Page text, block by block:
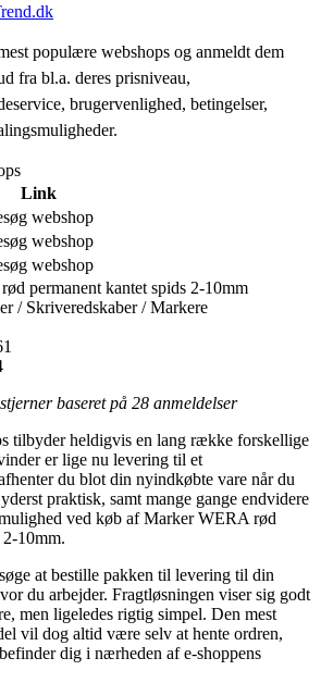
populære webshops og anmeldt dem
fra bl.a. deres prisniveau,
brugervenlighed, betingelser,
Link
webshop
webshop
webshop
permanent kantet spids 2-10mm
/ Skriveredskaber / Markere
baseret på 28 anmeldelser
tilbyder heldigvis en lang række forskellige
er lige nu levering til et
du blot din nyindkøbte vare når du
praktisk, samt mange gange endvidere
ved køb af Marker WERA rød
2-10mm.
at bestille pakken til levering til din
du arbejder. Fragtløsningen viser sig godt
men ligeledes rigtig simpel. Den mest
vil dog altid være selv at hente ordren,
dig i nærheden af e-shoppens